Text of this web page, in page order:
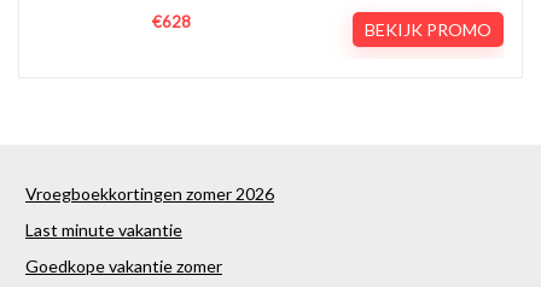
€628 BEKIJK PROMO
Vroegboekkortingen zomer 2026
Last minute vakantie
Goedkope vakantie zomer